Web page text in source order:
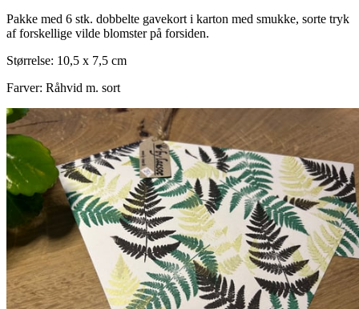
Pakke med 6 stk. dobbelte gavekort i karton med smukke, sorte tryk
af forskellige vilde blomster på forsiden.
Størrelse: 10,5 x 7,5 cm
Farver: Råhvid m. sort